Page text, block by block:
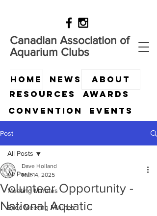
Canadian Association of
Aquarium Clubs
HOME News
Convention
ABOUT
Events
Awards
Resources
Post
All Posts
Meeting Minutes
Exec Meeting Minutes
All Posts
Volunteer Opportunity -
National Aquatic
Dave Holland
Mar 14, 2025